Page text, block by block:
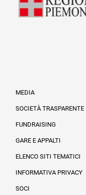
MEDIA
SOCIETÀ TRASPARENTE
FUNDRAISING
GARE E APPALTI
ELENCO SITI TEMATICI
INFORMATIVA PRIVACY
SOCI